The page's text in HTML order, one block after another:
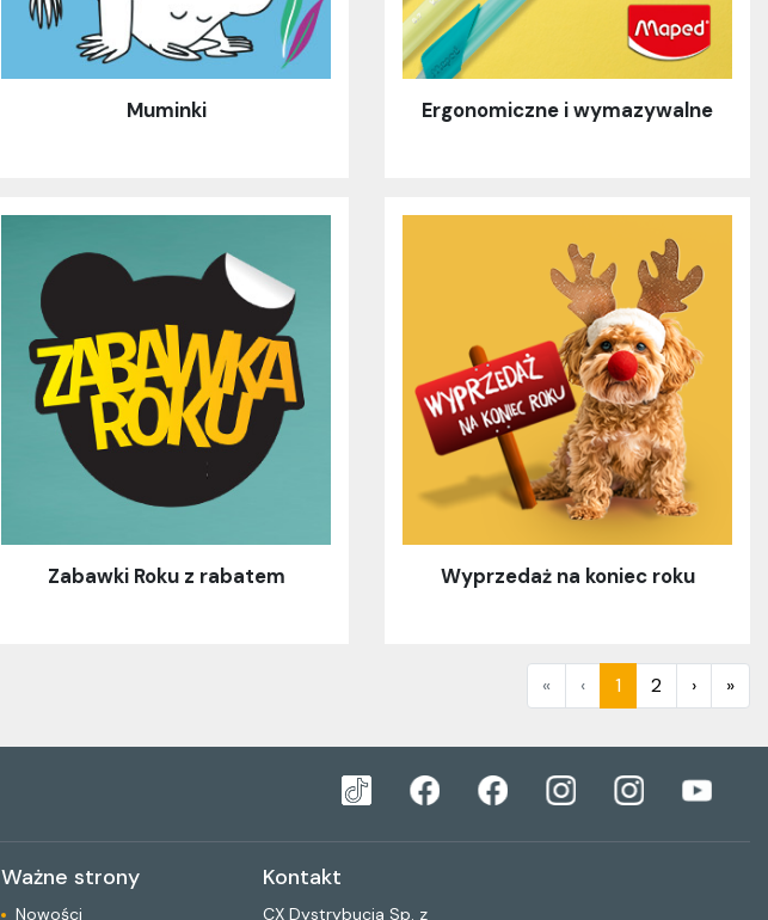
Muminki Ergonomiczne i wymazywalne
Zabawki Roku z rabatem Wyprzedaż na koniec roku
« ‹ 1 2 › »
Ważne strony
Nowości
Kontakt
CX Dystrybucja Sp. z